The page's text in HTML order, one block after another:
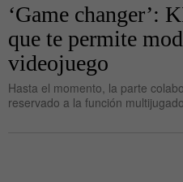
‘Game changer’:
que te permite
videojuego
Hasta el momento, la parte
reservado a la función